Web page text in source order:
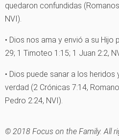
quedaron confundidas
NVI).
• Dios nos ama y envió a su Hijo
29; 1 Timoteo 1:15; 1 Juan 2:2,
• Dios puede sanar a los
verdad (2 Crónicas 7:14,
Pedro 2:24, NVI).
© 2018 Focus on the Family. All